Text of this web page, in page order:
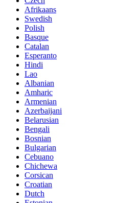
Afrikaans
Swedish
Polish
Basque
Catalan
Esperanto
Hindi
Lao
Albanian
Amharic
Armenian
Azerbaijani
Belarusian
Bengali
Bosnian
Bulgarian
Cebuano
Chichewa
Corsican
Croatian
Dutch